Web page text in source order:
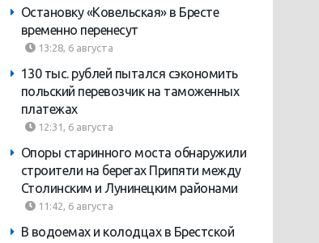
Остановку «Ковельская» в Бресте
временно перенесут
13:28, 6 августа
130 тыс. рублей пытался сэкономить
польский перевозчик на таможенных
платежах
12:31, 6 августа
Опоры старинного моста обнаружили
строители на берегах Припяти между
Столинским и Лунинецким районами
11:42, 6 августа
В водоемах и колодцах в Брестской